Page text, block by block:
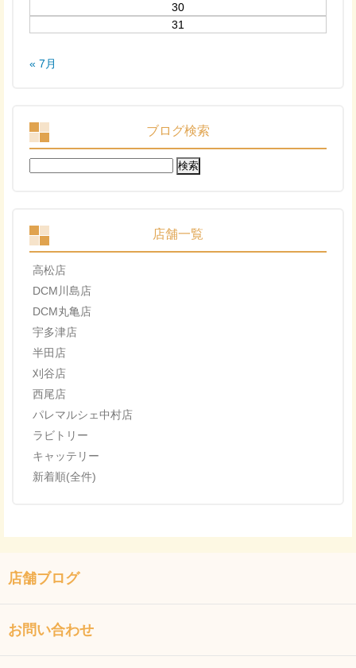
30
31
« 7月
ブログ検索
検
索:
店舗一覧
高松店
DCM川島店
DCM丸亀店
宇多津店
半田店
刈谷店
西尾店
パレマルシェ中村店
ラビトリー
キャッテリー
新着順(全件)
店舗ブログ
お問い合わせ